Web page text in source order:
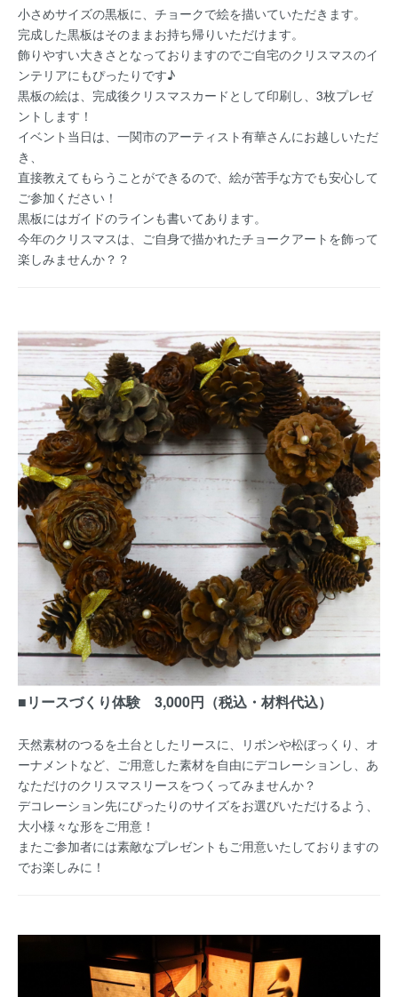
小さめサイズの黒板に、チョークで絵を描いていただきます。
完成した黒板はそのままお持ち帰りいただけます。
飾りやすい大きさとなっておりますのでご自宅のクリスマスのイ
ンテリアにもぴったりです♪
黒板の絵は、完成後クリスマスカードとして印刷し、3枚プレゼ
ントします！
イベント当日は、一関市のアーティスト有華さんにお越しいただ
き、
直接教えてもらうことができるので、絵が苦手な方でも安心して
ご参加ください！
黒板にはガイドのラインも書いてあります。
今年のクリスマスは、ご自身で描かれたチョークアートを飾って
楽しみませんか？？
■リースづくり体験 3,000円（税込・材料代込）
天然素材のつるを土台としたリースに、リボンや松ぼっくり、オ
ーナメントなど、ご用意した素材を自由にデコレーションし、あ
なただけのクリスマスリースをつくってみませんか？
デコレーション先にぴったりのサイズをお選びいただけるよう、
大小様々な形をご用意！
またご参加者には素敵なプレゼントもご用意いたしておりますの
でお楽しみに！